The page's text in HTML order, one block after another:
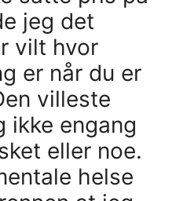
jeg det
vilt hvor
er når du er
villeste
ikke engang
eller noe.
helse